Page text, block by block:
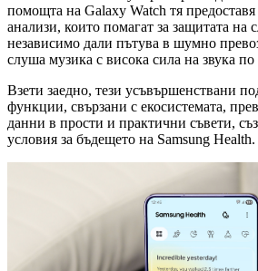
помощта на Galaxy Watch тя
анализи, които помагат за защитата на
независимо дали пътува в шумно
слуша музика с висока сила на звука
Взети заедно, тези усъвършенствани
функции, свързани с екосистемата,
данни в прости и практични съвети,
условия за бъдещето на Samsung Health.